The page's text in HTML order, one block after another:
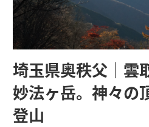
埼玉県奥秩父｜雲
妙法ヶ岳。神々の
登山